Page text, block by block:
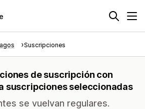
Suscripciones
de suscripción con
suscripciones seleccionadas
se vuelvan regulares.